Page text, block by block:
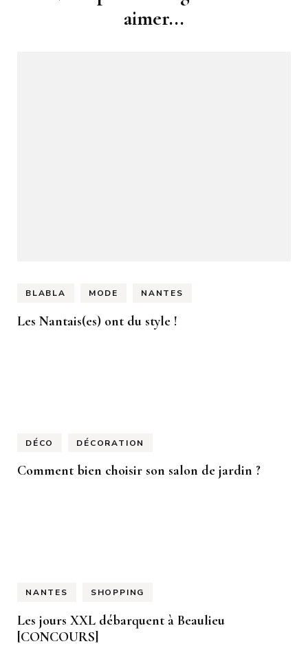
aimer...
BLABLA MODE NANTES
Les Nantais(es) ont du style !
DÉCO DÉCORATION
Comment bien choisir son salon de jardin ?
NANTES SHOPPING
Les jours XXL débarquent à Beaulieu
[CONCOURS]